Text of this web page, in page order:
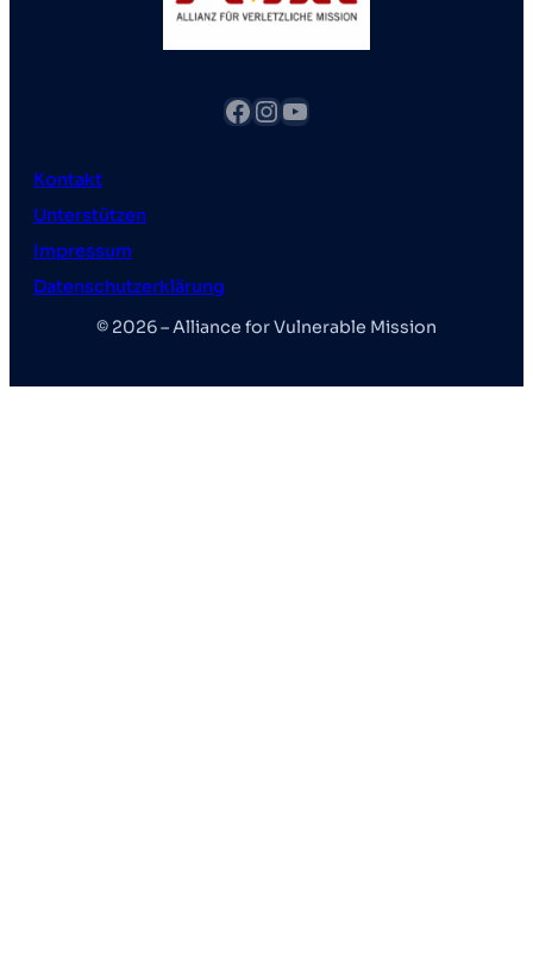
Facebook InstagramYouTube
Kontakt
Unterstützen
Impressum
Datenschutzerklärung
© 2026 – Alliance for Vulnerable Mission